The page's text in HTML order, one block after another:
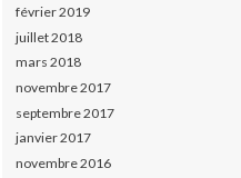
février 2019
juillet 2018
mars 2018
novembre 2017
septembre 2017
janvier 2017
novembre 2016